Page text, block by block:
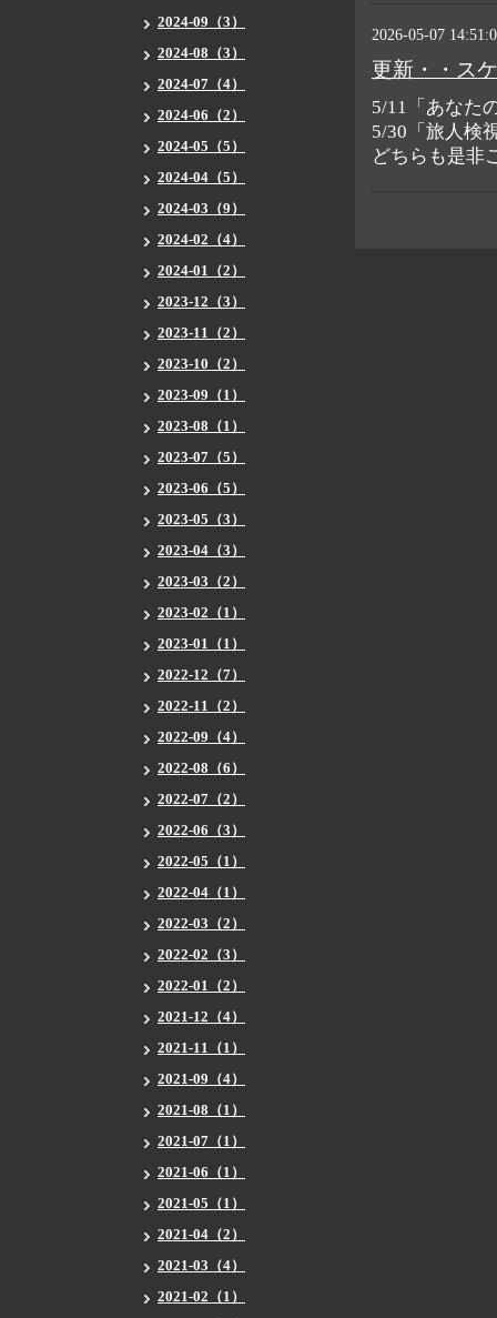
2026-05-07
更新・・ス
5/11「あなた
5/30「旅人検
どちらも是非
2024-09（3）
2024-08（3）
2024-07（4）
2024-06（2）
2024-05（5）
2024-04（5）
2024-03（9）
2024-02（4）
2024-01（2）
2023-12（3）
2023-11（2）
2023-10（2）
2023-09（1）
2023-08（1）
2023-07（5）
2023-06（5）
2023-05（3）
2023-04（3）
2023-03（2）
2023-02（1）
2023-01（1）
2022-12（7）
2022-11（2）
2022-09（4）
2022-08（6）
2022-07（2）
2022-06（3）
2022-05（1）
2022-04（1）
2022-03（2）
2022-02（3）
2022-01（2）
2021-12（4）
2021-11（1）
2021-09（4）
2021-08（1）
2021-07（1）
2021-06（1）
2021-05（1）
2021-04（2）
2021-03（4）
2021-02（1）